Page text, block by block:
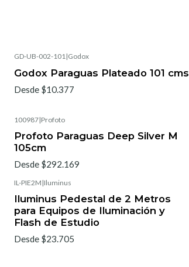
GD-UB-002-101|Godox
Godox Paraguas Plateado 101 cms
Desde $10.377
100987|Profoto
Profoto Paraguas Deep Silver M
105cm
Desde $292.169
IL-PIE2M |Iluminus
Iluminus Pedestal de 2 Metros
para Equipos de Iluminación y
Flash de Estudio
Desde $23.705